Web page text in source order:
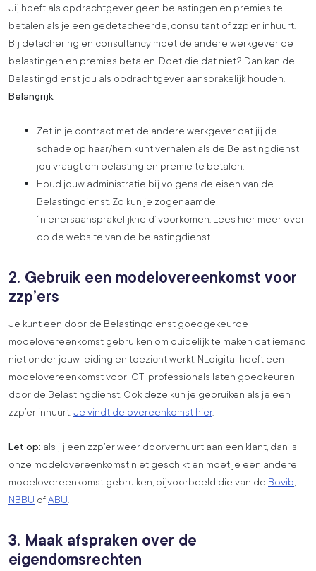
Jij hoeft als opdrachtgever geen belastingen en premies te
betalen als je een gedetacheerde, consultant of zzp’er inhuurt.
Bij detachering en consultancy moet de andere werkgever de
belastingen en premies betalen. Doet die dat niet? Dan kan de
Belastingdienst jou als opdrachtgever aansprakelijk houden.
Belangrijk:
Zet in je contract met de andere werkgever dat jij de
schade op haar/hem kunt verhalen als de Belastingdienst
jou vraagt om belasting en premie te betalen.
Houd jouw administratie bij volgens de eisen van de
Belastingdienst. Zo kun je zogenaamde
‘inlenersaansprakelijkheid’ voorkomen. Lees hier meer over
op de website van de belastingdienst.
2. Gebruik een modelovereenkomst voor
zzp’ers
Je kunt een door de Belastingdienst goedgekeurde
modelovereenkomst gebruiken om duidelijk te maken dat iemand
niet onder jouw leiding en toezicht werkt. NLdigital heeft een
modelovereenkomst voor ICT-professionals laten goedkeuren
door de Belastingdienst. Ook deze kun je gebruiken als je een
zzp’er inhuurt.Je vindt de overeenkomst hier.
Let op: als jij een zzp’er weer doorverhuurt aan een klant, dan is
onze modelovereenkomst niet geschikt en moet je een andere
modelovereenkomst gebruiken, bijvoorbeeld die van de Bovib,
NBBU ofABU.
3. Maak afspraken over de
eigendomsrechten